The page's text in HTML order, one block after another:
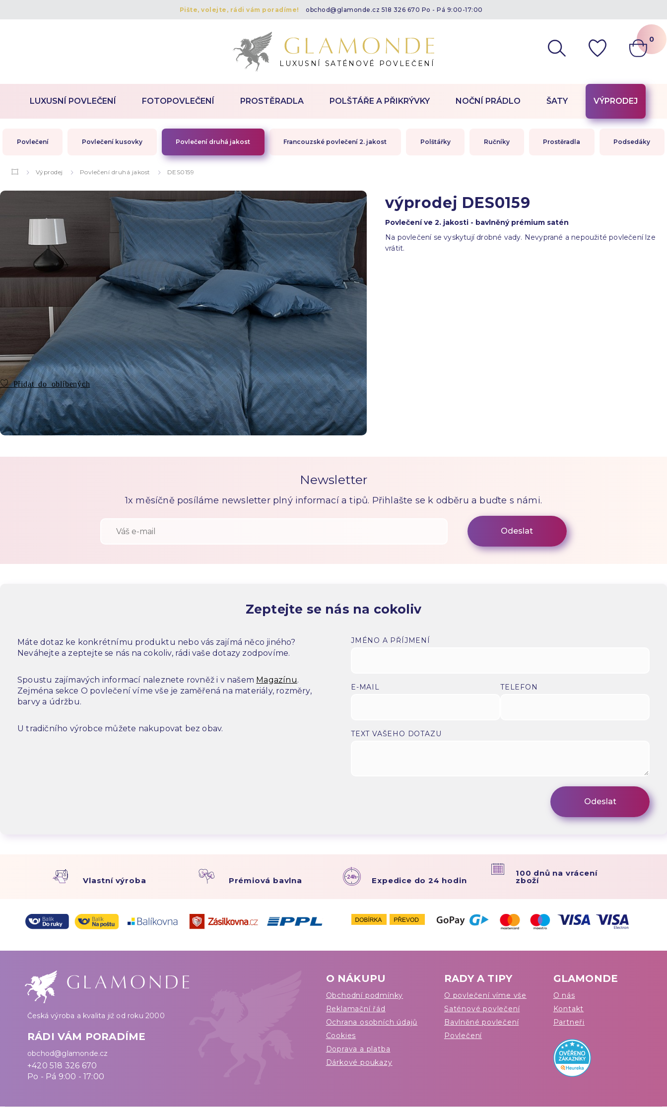
Pište, volejte, rádi vám poradíme! obchod@glamonde.cz 518 326 670 Po - Pá 9:00-17:00
LUXUSNÍ SATÉNOVÉ POVLEČENÍ
0
LUXUSNÍ POVLEČENÍ FOTOPOVLEČENÍ PROSTĚRADLA POLŠTÁŘE A PŘIKRÝVKY NOČNÍ PRÁDLO ŠATY VÝPRODEJ
Povlečení Povlečení kusovky Povlečení druhá jakost Francouzské povlečení 2. jakost Polštářky Ručníky Prostěradla Podsedáky
Výprodej Povlečení druhá jakost DES0159
Přidat do oblíbených
výprodej DES0159
Povlečení ve 2. jakosti - bavlněný prémium satén
Na povlečení se vyskytují drobné vady. Nevyprané a nepoužité povlečení lze
vrátit.
Newsletter
1x měsíčně posíláme newsletter plný informací a tipů. Přihlašte se k odběru a buďte s námi.
Zeptejte se nás na cokoliv
Máte dotaz ke konkrétnímu produktu nebo vás zajímá něco jiného?
Neváhejte a zeptejte se nás na cokoliv, rádi vaše dotazy zodpovíme.
Spoustu zajímavých informací naleznete rovněž i v našem Magazínu.
Zejména sekce O povlečení víme vše je zaměřená na materiály, rozměry,
barvy a údržbu.
U tradičního výrobce můžete nakupovat bez obav.
JMÉNO A PŘÍJMENÍ
E-MAIL TELEFON
TEXT VAŠEHO DOTAZU
Vlastní výroba Prémiová bavlna Expedice do 24 hodin
100 dnů na vrácení
zboží
Česká výroba a kvalita již od roku 2000
RÁDI VÁM PORADÍME
obchod@glamonde.cz
+420 518 326 670
Po - Pá 9:00 - 17:00
O NÁKUPU
Obchodní podmínky
Reklamační řád
Ochrana osobních údajů
Cookies
Doprava a platba
Dárkové poukazy
RADY A TIPY
O povlečení víme vše
Saténové povlečení
Bavlněné povlečení
Povlečení
GLAMONDE
O nás
Kontakt
Partneři